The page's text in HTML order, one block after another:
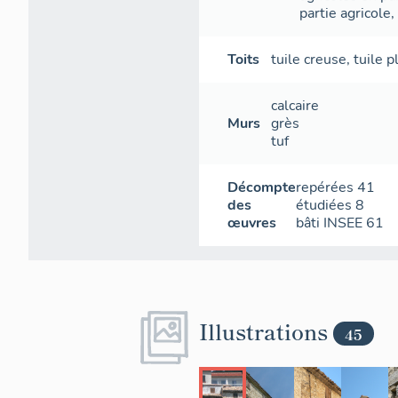
constituée
plus
débordent
notable sur
partie
Toits tuile creuse,tuile
Murs
calcaire
grès
tuf
Décompte
des
œuvres
repérées 41
étudiées 8
bâti INSEE 61
Illustrations 45